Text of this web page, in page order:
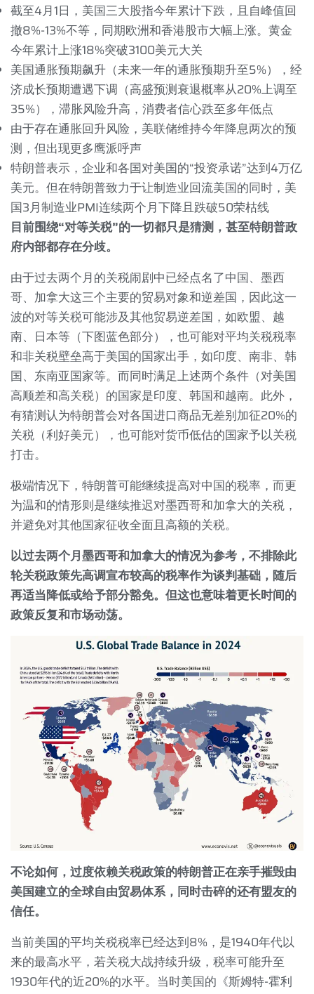
截至4月1日，美国三大股指今年累计下跌，且自峰值回
撤8%-13%不等，同期欧洲和香港股市大幅上涨。黄金
今年累计上涨18%突破3100美元大关
美国通胀预期飙升（未来一年的通胀预期升至5%），经
济成长预期遭遇下调（高盛预测衰退概率从20%上调至
35%），滞胀风险升高，消费者信心跌至多年低点
由于存在通胀回升风险，美联储维持今年降息两次的预
测，但出现更多鹰派呼声
特朗普表示，企业和各国对美国的“投资承诺”达到4万亿
美元。但在特朗普致力于让制造业回流美国的同时，美
国3月制造业PMI连续两个月下降且跌破50荣枯线
目前围绕“对等关税”的一切都只是猜测，甚至特朗普政
府内部都存在分歧。
由于过去两个月的关税闹剧中已经点名了中国、墨西
哥、加拿大这三个主要的贸易对象和逆差国，因此这一
波的对等关税可能涉及其他贸易逆差国，如欧盟、越
南、日本等（下图蓝色部分），也可能对平均关税税率
和非关税壁垒高于美国的国家出手，如印度、南非、韩
国、东南亚国家等。而同时满足上述两个条件（对美国
高顺差和高关税）的国家是印度、韩国和越南。此外，
有猜测认为特朗普会对各国进口商品无差别加征20%的
关税（利好美元），也可能对货币低估的国家予以关税
打击。
极端情况下，特朗普可能继续提高对中国的税率，而更
为温和的情形则是继续推迟对墨西哥和加拿大的关税，
并避免对其他国家征收全面且高额的关税。
以过去两个月墨西哥和加拿大的情况为参考，不排除此
轮关税政策先高调宣布较高的税率作为谈判基础，随后
再适当降低或给予部分豁免。但这也意味着更长时间的
政策反复和市场动荡。
不论如何，过度依赖关税政策的特朗普正在亲手摧毁由
美国建立的全球自由贸易体系，同时击碎的还有盟友的
信任。
当前美国的平均关税税率已经达到8% ，是1940年代以
来的最高水平，若关税大战持续升级，税率可能升至
1930年代的近20%的水平。当时美国的《斯姆特-霍利